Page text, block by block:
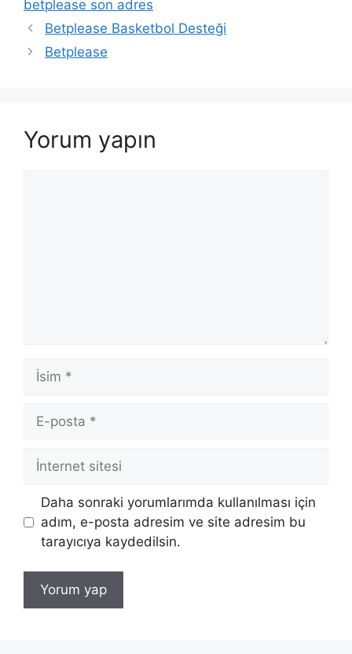
betplease son adres
Betplease Basketbol Desteği
Betplease
Yorum yapın
İsim
posta
İnternet
sitesi
Daha sonraki yorumlarımda kullanılması için
adım, e-posta adresim ve site adresim bu
tarayıcıya kaydedilsin.